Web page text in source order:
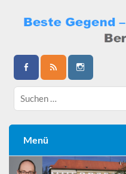
content
Bernhard
Menü